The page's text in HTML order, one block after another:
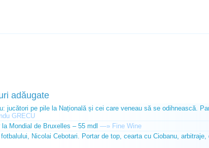
adăugate
jucători pe pile la Națională și cei care veneau să se odihnească.
GRECU
Mondial de Bruxelles – 55 mdl —» Fine Wine
Nicolai Cebotari. Portar de top, cearta cu Ciobanu, arbitraje,